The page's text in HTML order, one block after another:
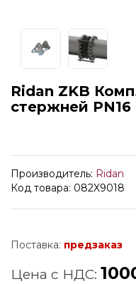
Ridan ZKB
стержней
Производитель: Ridan
Код товара: 082X9018
Поставка: предзаказ
Цена с НДС: